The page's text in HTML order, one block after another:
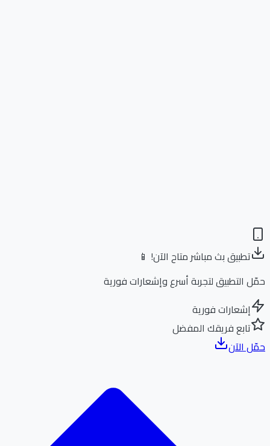
تطبيق بث مباشر متاح الآن! 📱
التطبيق لتجربة أسرع وإشعارات فورية
إشعارات فورية
تابع فريقك المفضل
الآن